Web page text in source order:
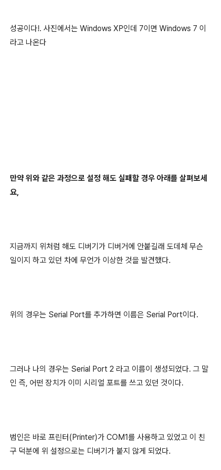
성공이다!. 사진에서는 Windows XP인데 7이면 Windows 7 이
라고 나온다
만약 위와 같은 과정으로 설정 해도 실패할 경우 아래를 살펴보세
요,
지금까지 위처럼 해도 디버기가 디버거에 안붙길래 도데체 무슨
일이지 하고 있던 차에 무언가 이상한 것을 발견했다.
위의 경우는 Serial Port를 추가하면 이름은 Serial Port이다.
그러나 나의 경우는 Serial Port 2 라고 이름이 생성되었다. 그 말
인 즉, 어떤 장치가 이미 시리얼 포트를 쓰고 있던 것이다.
범인은 바로 프린터(Printer)가 COM1를 사용하고 있었고 이 친
구 덕분에 위 설정으로는 디버기가 붙지 않게 되었다.